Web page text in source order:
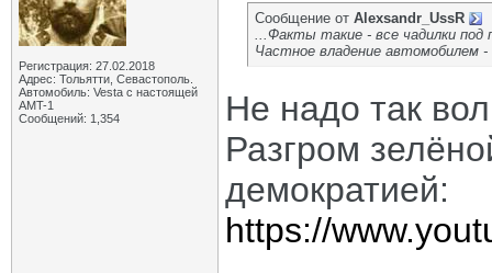
Регистрация: 27.02.2018
Адрес: Тольятти, Севастополь.
Автомобиль: Vesta с настоящей
AMT-1
Сообщений: 1,354
Сообщение от Alexsandr_UssR
...Факты такие - все чадилки под
Частное владение автомобилем
Не надо так
Разгром
демократией:
https://